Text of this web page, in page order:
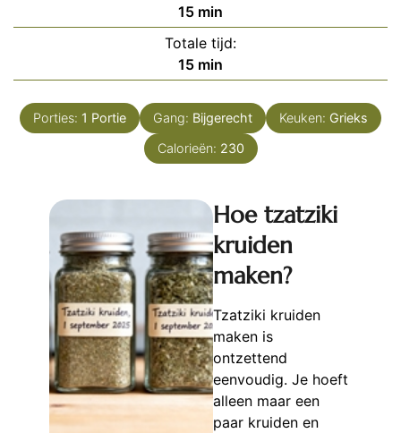
15minuten
min
Totale tijd:
15minuten
min
Porties: 1 Portie Gang: Bijgerecht Keuken: Grieks
Calorieën: 230
Hoe tzatziki
kruiden
maken?
Tzatziki kruiden
maken is
ontzettend
eenvoudig. Je hoeft
alleen maar een
paar kruiden en